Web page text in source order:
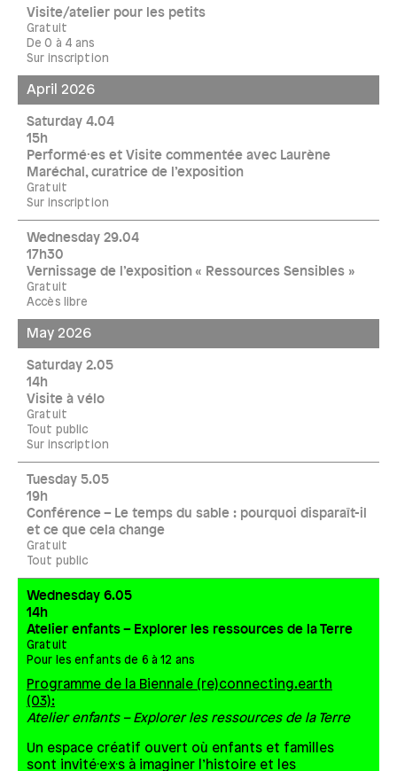
Visite/atelier pour les petits
Gratuit
De 0 à 4 ans
Sur inscription
April 2026
Saturday 4.04
15h
Performé·es et Visite commentée avec Laurène
Maréchal, curatrice de l’exposition
Gratuit
Sur inscription
Wednesday 29.04
17h30
Vernissage de l’exposition « Ressources Sensibles »
Gratuit
Accès libre
May 2026
Saturday 2.05
14h
Visite à vélo
Gratuit
Tout public
Sur inscription
Tuesday 5.05
19h
Conférence – Le temps du sable : pourquoi disparaît-il
et ce que cela change
Gratuit
Tout public
Wednesday 6.05
14h
Atelier enfants – Explorer les ressources de la Terre
Gratuit
Pour les enfants de 6 à 12 ans
Programme de la Biennale (re)connecting.earth
(03):
Atelier enfants – Explorer les ressources de la Terre
Un espace créatif ouvert où enfants et familles
sont invité·e·x·s à imaginer l’histoire et les